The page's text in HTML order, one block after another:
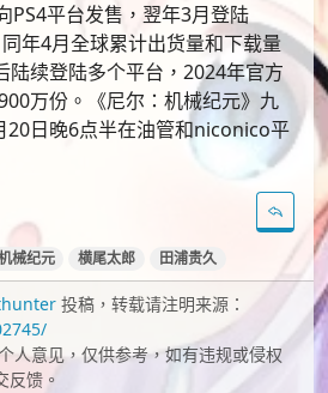
PS4平台发售，翌年3月登陆
年4月全球累计出货量和下载量
陆续登陆多个平台，2024年官方
万份。《尼尔：机械纪元》九
20日晚6点半在油管和niconico平
械纪元 横尾太郎 田浦贵久
投稿，转载请注明来源：
人意见，仅供参考，如有违规或侵权
反馈。